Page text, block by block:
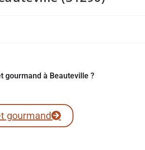
gourmand à Beauteville ?
gourmand